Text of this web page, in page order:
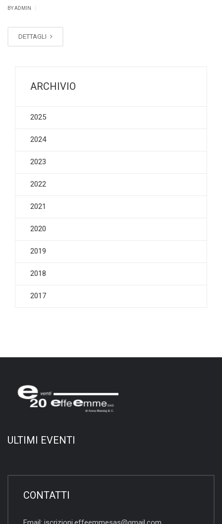
BY ADMIN
DETTAGLI
ARCHIVIO
2025
2024
2023
2022
2021
2020
2019
2018
2017
ULTIMI EVENTI
CONTATTI